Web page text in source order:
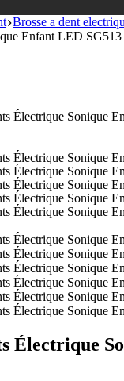
Brosse a dent
Enfant LED SG513
Électrique